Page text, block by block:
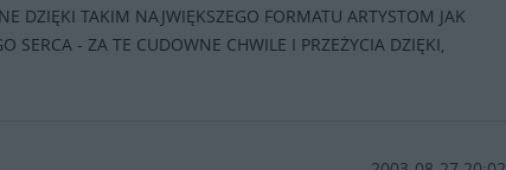
DZIĘKI TAKIM NAJWIĘKSZEGO FORMATU ARTYSTOM JAK
SERCA - ZA TE CUDOWNE CHWILE I PRZEŻYCIA DZIĘKI,